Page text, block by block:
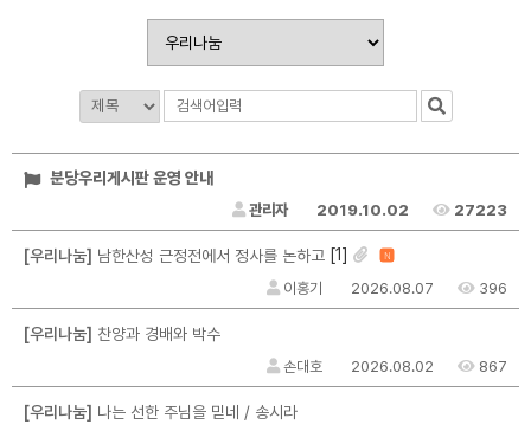
분당우리게시판 운영 안내
관리자 2019.10.02 27223
[우리나눔] 남한산성 근정전에서 정사를 논하고 [1] N
이홍기 2026.08.07 396
[우리나눔] 찬양과 경배와 박수
손대호 2026.08.02 867
[우리나눔] 나는 선한 주님을 믿네 / 송시라